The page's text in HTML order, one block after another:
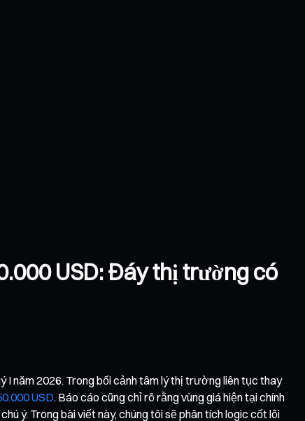
USD: Đáy thị trường có
I năm 2026. Trong bối cảnh tâm lý thị trường liên tục thay
USD. Báo cáo cũng chỉ rõ rằng vùng giá hiện tại chính
ý. Trong bài viết này, chúng tôi sẽ phân tích logic cốt lõi